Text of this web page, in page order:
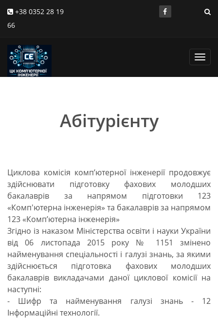
+38 0352 28 19
66
Абітурієнту
Циклова комісія комп’ютерної інженерії продовжує
здійснювати підготовку фахових молодших
бакалаврів за напрямом підготовки 123
«Комп'ютерна інженерія» та бакалаврів за напрямом
123 «Комп’ютерна інженерія»
Згідно із наказом Міністерства освіти і науки України
від 06 листопада 2015 року № 1151 змінено
найменування спеціальності і галузі знань, за якими
здійснюється підготовка фахових молодших
бакалаврів викладачами даної циклової комісії на
наступні:
- Шифр та найменування галузі знань - 12
Інформаційні технології.